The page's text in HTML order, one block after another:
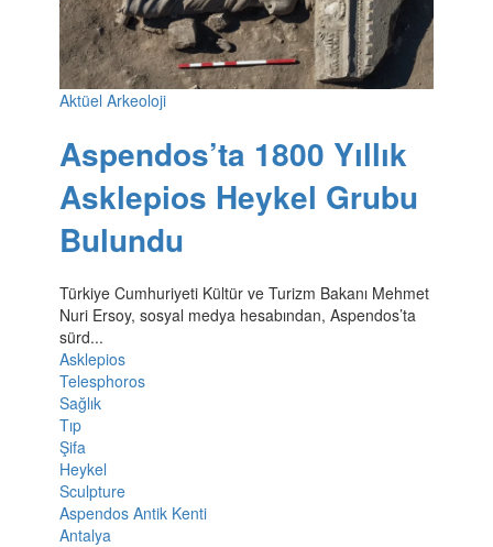
Aktüel Arkeoloji
Aspendos’ta 1800 Yıllık
Asklepios Heykel Grubu
Bulundu
Türkiye Cumhuriyeti Kültür ve Turizm Bakanı Mehmet
Nuri Ersoy, sosyal medya hesabından, Aspendos’ta
sürd...
Asklepios
Telesphoros
Sağlık
Tıp
Şifa
Heykel
Sculpture
Aspendos Antik Kenti
Antalya